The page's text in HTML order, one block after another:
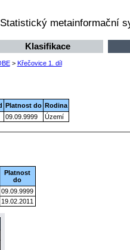
Statistický metainformační
Klasifikace
> Křečovice 1. díl
Platnost do Rodina
09.09.9999 Území
Platnost
do
09.09.9999
19.02.2011